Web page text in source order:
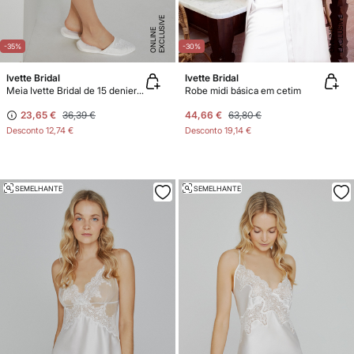
-35% E
X
C
L
U
SI
V
E
O
N
LI
N
E
Ivette Bridal
Meia Ivette Bridal de 15 deniers com liga bordada em natural
23,65 € 36,39 €
Desconto 12,74 €
-30% E
X
C
L
U
SI
V
E
O
N
LI
N
E
Ivette Bridal
Robe midi básica em cetim
44,66 € 63,80 €
Desconto 19,14 €
SEMELHANTE SEMELHANTE